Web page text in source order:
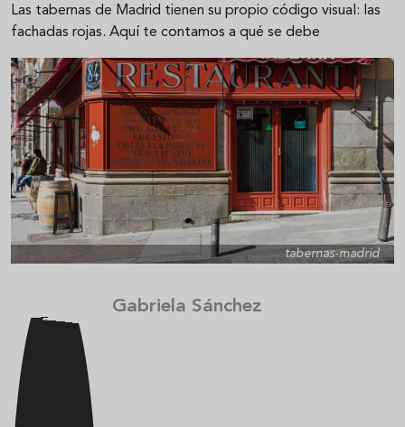
Las tabernas de Madrid tienen su propio código visual: las
fachadas rojas. Aquí te contamos a qué se debe
tabernas-madrid
Gabriela Sánchez